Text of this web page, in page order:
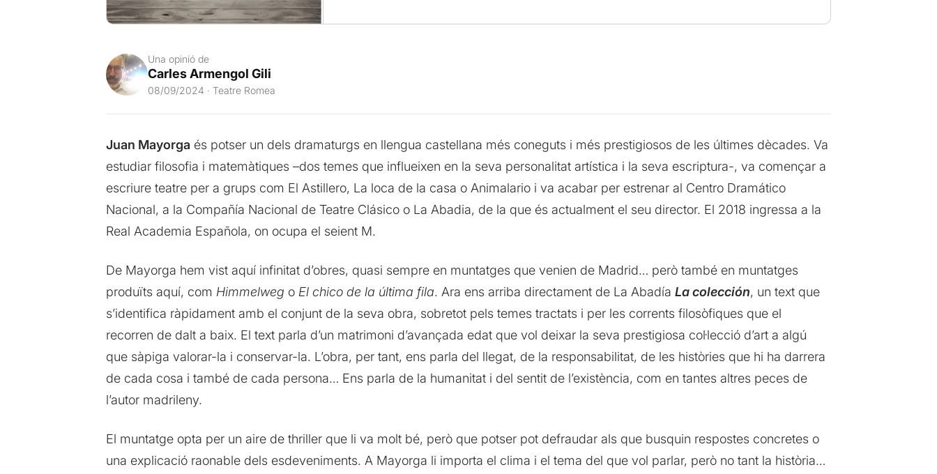
Una opinió de
Carles Armengol Gili
08/09/2024 · Teatre Romea
Juan Mayorga és potser un dels dramaturgs en llengua castellana més coneguts i més prestigiosos de les últimes dècades. Va
estudiar filosofia i matemàtiques –dos temes que influeixen en la seva personalitat artística i la seva escriptura-, va començar a
escriure teatre per a grups com El Astillero, La loca de la casa o Animalario i va acabar per estrenar al Centro Dramático
Nacional, a la Compañía Nacional de Teatre Clásico o La Abadia, de la que és actualment el seu director. El 2018 ingressa a la
Real Academia Española, on ocupa el seient M.
De Mayorga hem vist aquí infinitat d’obres, quasi sempre en muntatges que venien de Madrid… però també en muntatges
produïts aquí, com Himmelweg o El chico de la última fila. Ara ens arriba directament de La Abadía La colección, un text que
s’identifica ràpidament amb el conjunt de la seva obra, sobretot pels temes tractats i per les corrents filosòfiques que el
recorren de dalt a baix. El text parla d’un matrimoni d’avançada edat que vol deixar la seva prestigiosa col·lecció d’art a algú
que sàpiga valorar-la i conservar-la. L’obra, per tant, ens parla del llegat, de la responsabilitat, de les històries que hi ha darrera
de cada cosa i també de cada persona… Ens parla de la humanitat i del sentit de l’existència, com en tantes altres peces de
l’autor madrileny.
El muntatge opta per un aire de thriller que li va molt bé, però que potser pot defraudar als que busquin respostes concretes o
una explicació raonable dels esdeveniments. A Mayorga li importa el clima i el tema del que vol parlar, però no tant la història…